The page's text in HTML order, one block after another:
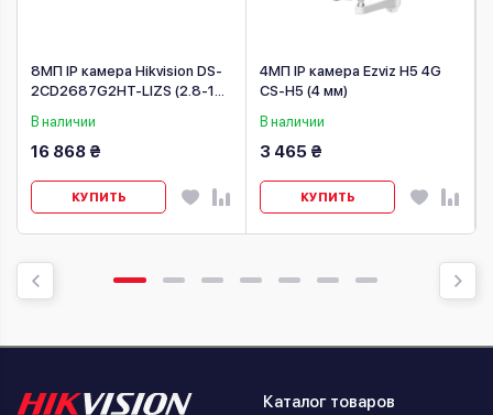
8МП IP камера Hikvision DS-
2CD2687G2HT-LIZS (2.8-12
В наличии
16 868 ₴
КУПИТЬ
4МП IP камера Ezviz H5 4G
CS-H5 (4 мм)
В наличии
3 465 ₴
КУПИТЬ
Каталог товаров